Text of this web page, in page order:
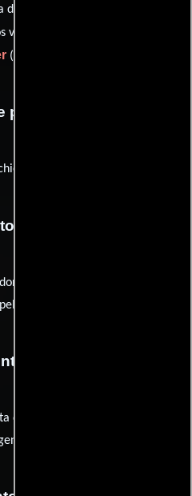
de efectos visuales),
visuales),
(Productor de efectos visuales)
producción
production designer)
de maquillaje
y
de musica
de orquesta) y